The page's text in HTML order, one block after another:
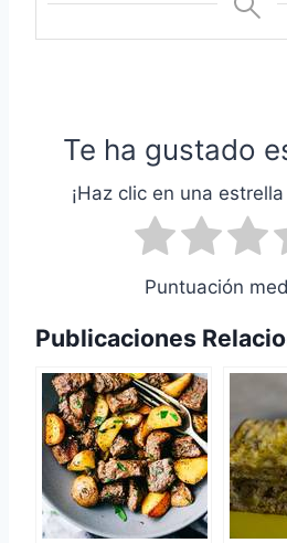
Te ha gustado
¡Haz clic en una
Puntuación
Publicaciones